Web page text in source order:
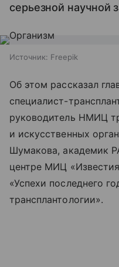
серьезной научной
Источник: Freepik
Об этом рассказал
специалист-
руководитель НМИЦ
и искусственных
Шумакова, академик
центре МИЦ
«Успехи последнего
трансплантологии».